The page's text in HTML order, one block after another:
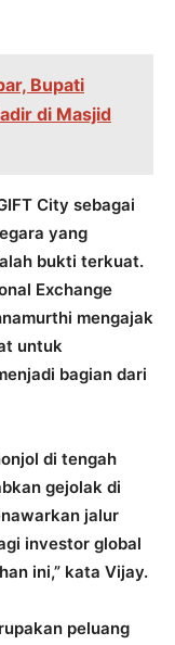
Bupati
di Masjid
City sebagai
yang
bukti terkuat.
Exchange
mengajak
untuk
bagian dari
di tengah
gejolak di
jalur
investor global
ini,” kata Vijay.
peluang